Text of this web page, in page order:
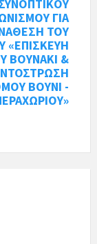
ΓΙΑ
ΤΟΥ
«ΕΠΙΣΚΕΥΗ
ΒΟΥΝΑΚΙ &
ΒΟΥΝΙ -